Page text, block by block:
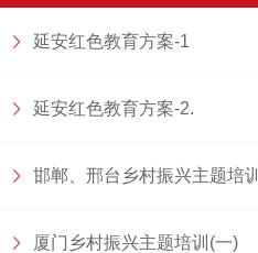
延安红色教育方案-1
延安红色教育方案-2.
邯郸、邢台乡村振兴主题培训
厦门乡村振兴主题培训(一)